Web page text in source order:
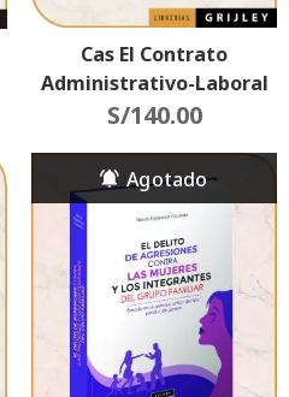
Cas El Contrato
Administrativo-Laboral
Especial De Servicios
S/140.00